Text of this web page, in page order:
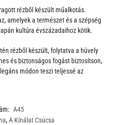
rézből készült műalkotás.
amelyek a természet és a szépség
kultúra évszázadaihoz kötik.
rézből készült, folytatva a hüvely
és biztonságos fogást biztosítson,
módon teszi teljessé az
A45
,A Kínálat Csúcsa